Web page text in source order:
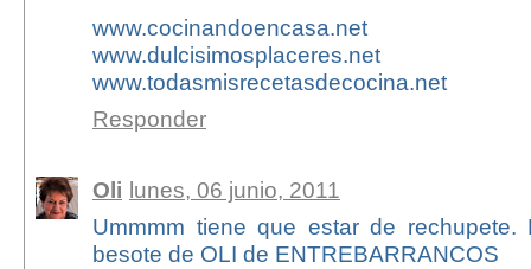
www.cocinandoencasa.net
www.dulcisimosplaceres.net
www.todasmisrecetasdecocina.net
Responder
Oli lunes, 06 junio, 2011
Ummmm tiene que estar de
besote de OLI de ENTREBARRANCOS